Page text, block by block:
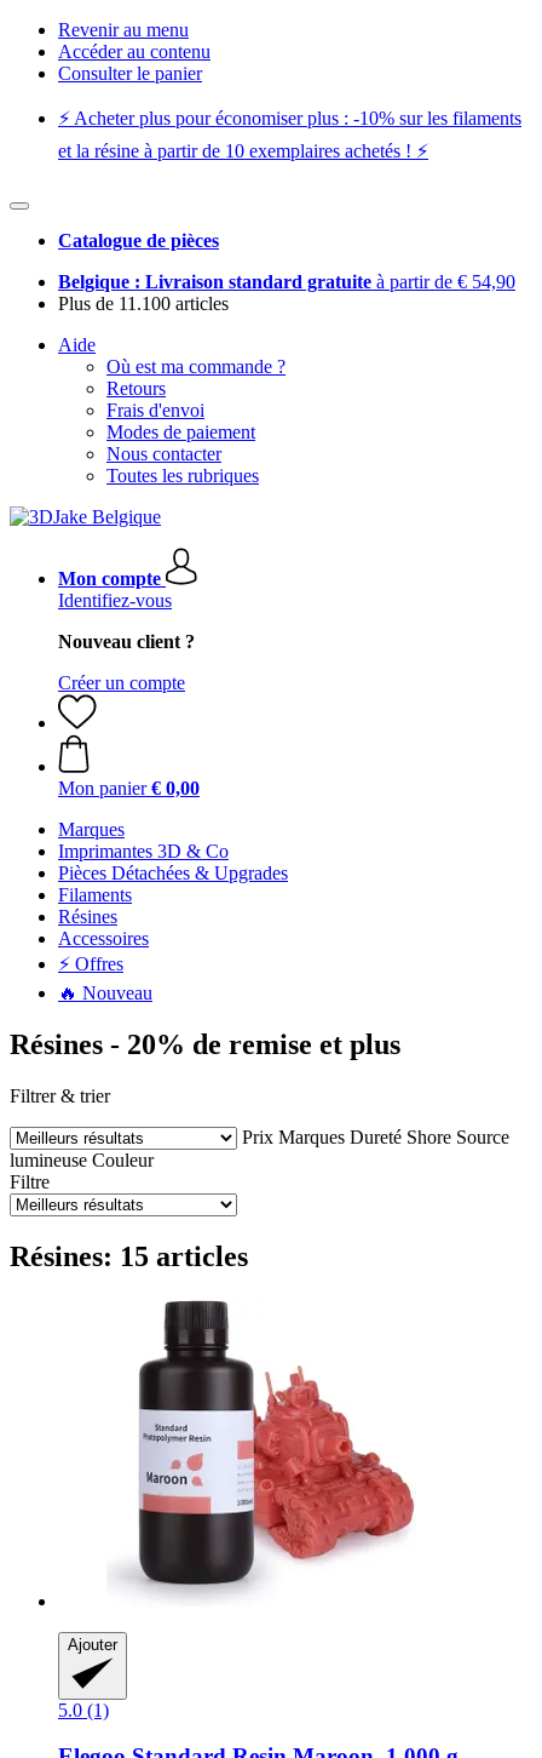
Revenir au menu
Accéder au contenu
Consulter le panier
⚡️ Acheter plus pour économiser plus : -10% sur les filaments
et la résine à partir de 10 exemplaires achetés ! ⚡️
Catalogue de pièces
Belgique : Livraison standard gratuite à partir de € 54,90
Plus de 11.100 articles
Aide
Où est ma commande ?
Retours
Frais d'envoi
Modes de paiement
Nous contacter
Toutes les rubriques
Mon compte
Identifiez-vous
Nouveau client ?
Créer un compte
Mon panier € 0,00
Marques
Imprimantes 3D & Co
Pièces Détachées & Upgrades
Filaments
Résines
Accessoires
⚡ Offres
🔥 Nouveau
Résines - 20% de remise et plus
Filtrer & trier
Prix Marques Dureté Shore Source
lumineuse Couleur
Filtre
Résines: 15 articles
Ajouter
5.0 (1)